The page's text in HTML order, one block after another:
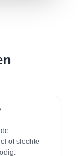
of slechte